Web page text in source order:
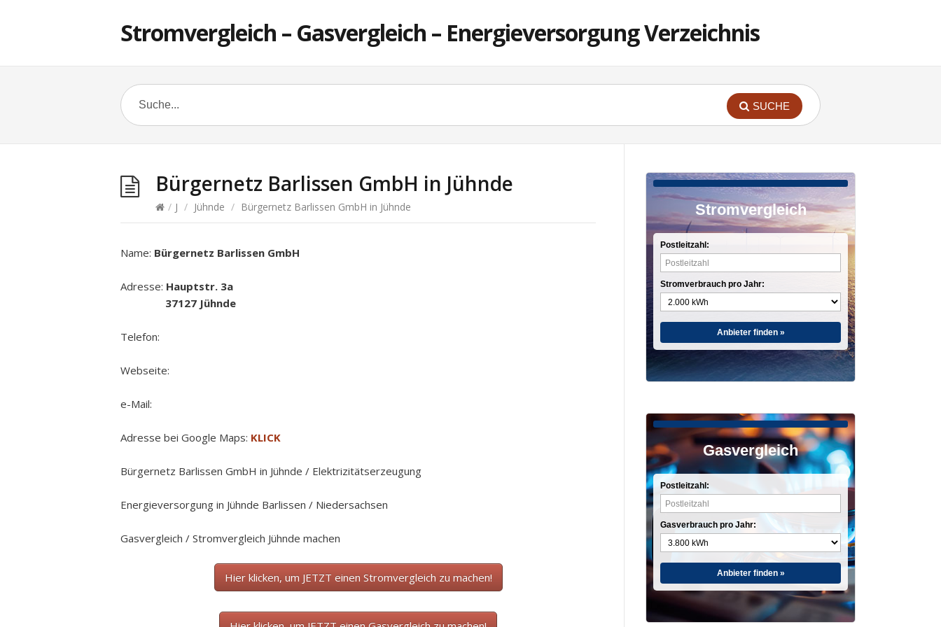
Stromvergleich – Gasvergleich – Energieversorgung Verzeichnis
SUCHE
Bürgernetz Barlissen GmbH in Jühnde
/ J / Jühnde / Bürgernetz Barlissen GmbH in Jühnde
Name: Bürgernetz Barlissen GmbH
Adresse: Hauptstr. 3a
37127 Jühnde
Telefon:
Webseite:
e-Mail:
Adresse bei Google Maps: KLICK
Bürgernetz Barlissen GmbH in Jühnde / Elektrizitätserzeugung
Energieversorgung in Jühnde Barlissen / Niedersachsen
Gasvergleich / Stromvergleich Jühnde machen
Hier klicken, um JETZT einen Stromvergleich zu machen!
Stromvergleich
Postleitzahl:
Stromverbrauch pro Jahr:
Anbieter finden »
Gasvergleich
Postleitzahl:
Gasverbrauch pro Jahr:
Anbieter finden »